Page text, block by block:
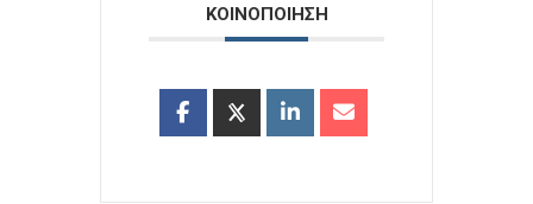
ΚΟΙΝΟΠΟΙΗΣΗ